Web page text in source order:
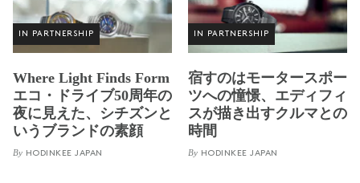
IN PARTNERSHIP
Where Light Finds Form
エコ・ドライブ50周年の
夜に見えた、シチズンと
いうブランドの素顔
By HODINKEE JAPAN
IN PARTNERSHIP
宿すのはモータースポー
ツへの憧憬、エディフィ
スが描き出すクルマとの
時間
By HODINKEE JAPAN